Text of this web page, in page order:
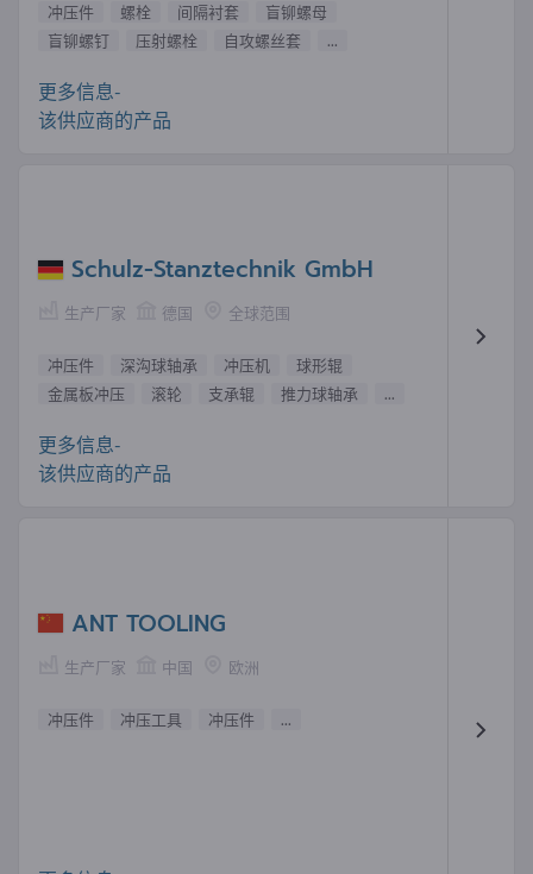
冲压件 螺栓 间隔衬套
盲铆螺母
盲铆螺钉
压射螺栓 自攻螺丝套 ...
更多信息-
该供应商的产品
Schulz-Stanztechnik GmbH
生产厂家 德国 全球范围
冲压件 深沟球轴承 冲压机
球形辊
金属板冲压
滚轮 支承辊 推力球轴承 ...
更多信息-
该供应商的产品
ANT TOOLING
生产厂家 中国 欧洲
冲压件 冲压工具 冲压件 ...